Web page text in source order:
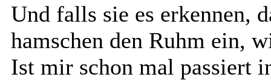
Und falls sie es erkennen,
hamschen den Ruhm ein,
Ist mir schon mal passiert